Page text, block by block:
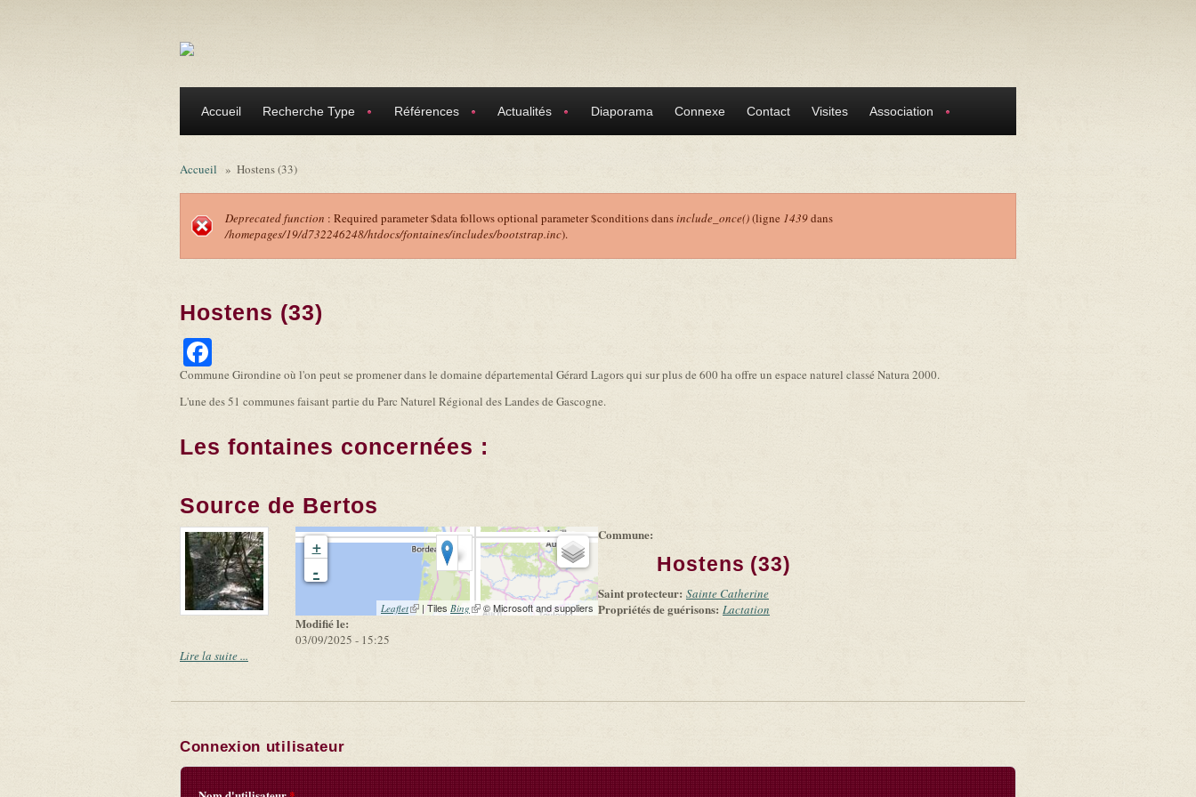
Accueil Recherche Type Références Actualités Diaporama Connexe Contact Visites Association
Accueil » Hostens (33)
Message d'erreur
Deprecated function : Required parameter $data follows optional parameter $conditions dansinclude_once()(ligne 1439dans
/homepages/19/d732246248/htdocs/fontaines/includes/bootstrap.inc).
Hostens (33)
Commune Girondine où l'on peut se promener dans le domaine départemental Gérard Lagors qui sur plus de 600 ha offre un espace naturel classé Natura 2000.
L'une des 51 communes faisant partie du Parc Naturel Régional des Landes de Gascogne.
Les fontaines concernées :
Source de Bertos
+
-
Leaflet(link is external)
| Tiles Bing (link is external)
© Microsoft and suppliers
Modifié le:
03/09/2025 - 15:25
Commune:
Hostens (33)
Saint protecteur: Sainte Catherine
Propriétés de guérisons: Lactation
Lire la suite ...
Connexion utilisateur